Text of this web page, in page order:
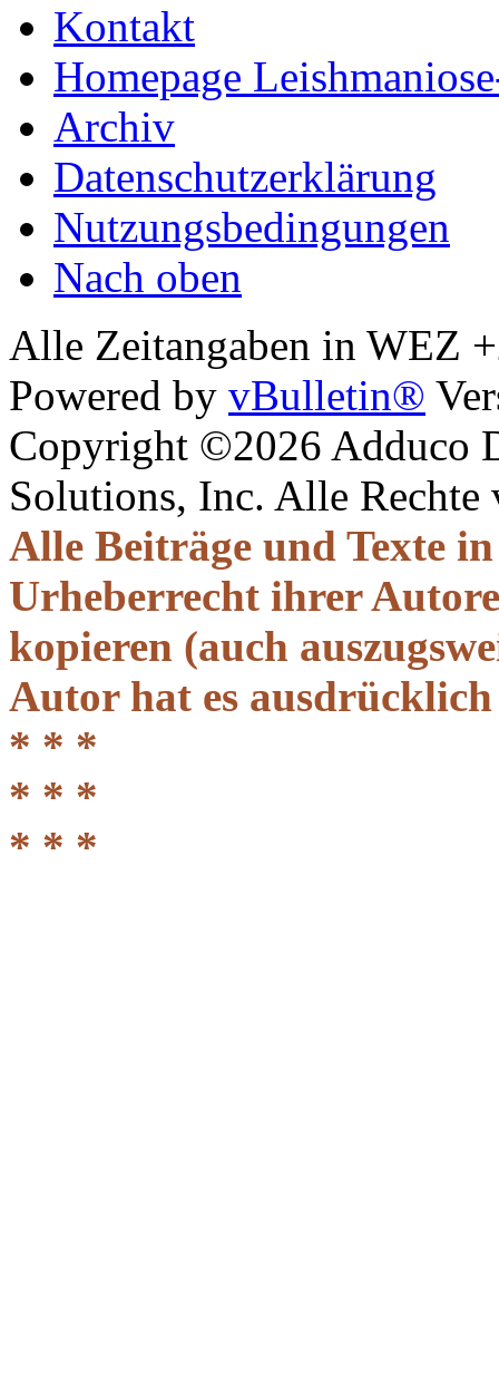
Kontakt
Homepage
Archiv
Datenschutzerklärung
Nutzungsbedingungen
Nach oben
Alle Zeitangaben in WEZ
Powered by vBulletin®
Copyright ©2026 Adduco
Solutions, Inc. Alle Rechte
Alle Beiträge und Texte
Urheberrecht ihrer
kopieren (auch
Autor hat es
* * *
* * *
* * *